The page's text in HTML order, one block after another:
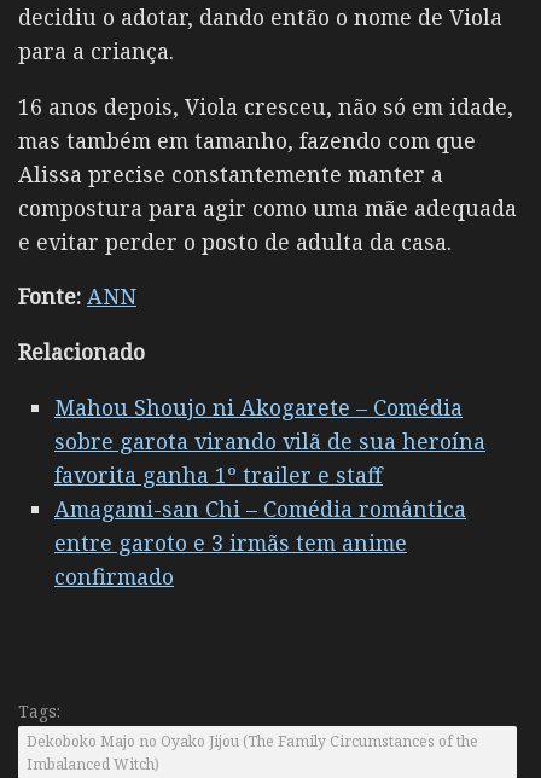
decidiu o adotar, dando então o nome de Viola
para a criança.
16 anos depois, Viola cresceu, não só em idade,
mas também em tamanho, fazendo com que
Alissa precise constantemente manter a
compostura para agir como uma mãe adequada
e evitar perder o posto de adulta da casa.
Fonte: ANN
Relacionado
Mahou Shoujo ni Akogarete – Comédia
sobre garota virando vilã de sua heroína
favorita ganha 1º trailer e staff
Amagami-san Chi – Comédia romântica
entre garoto e 3 irmãs tem anime
confirmado
Tags:
Dekoboko Majo no Oyako Jijou (The Family Circumstances of the
Imbalanced Witch)